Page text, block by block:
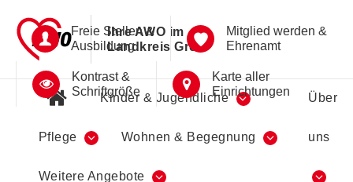
Ihre AWO im
Landkreis Greiz
Freie Stellen &
Ausbildung
Mitglied werden &
Ehrenamt
Kontrast &
Schriftgröße
Karte aller
Einrichtungen
Kinder & Jugendliche
Pflege Wohnen & Begegnung
Weitere Angebote
Über
uns
Impressum
Konzept,